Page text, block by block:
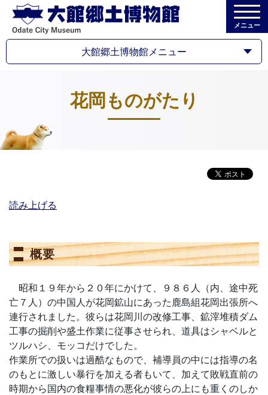
メニュー
大館郷土博物館メニュー
花岡ものがたり
読み上げる
概要
昭和１９年から２０年にかけて、９８６人（内、途中死
亡７人）の中国人が花岡鉱山にあった鹿島組花岡出張所へ
連行されました。彼らは花岡川の改修工事、鉱滓堆積ダム
工事の掘削や盛土作業に従事させられ、道具はシャベルと
ツルハシ、モッコだけでした。
作業所での扱いは過酷なもので、補導員の中には指導の名
のもとに激しい暴行を加える者もいて、加えて敗戦直前の
時期から国内の食糧事情の悪化が彼らの上にも重くのしか